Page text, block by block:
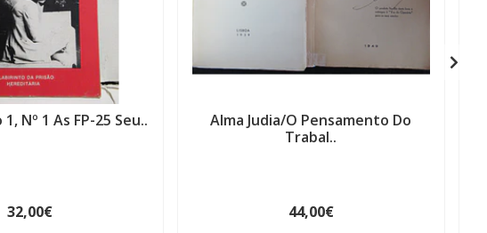
Nº 1 As FP-25 Seu..
32,00€
Alma Judia/O Pensamento Do
Trabal..
44,00€